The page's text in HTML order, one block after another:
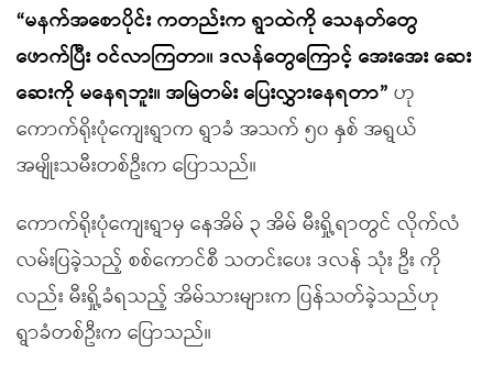
“မနက်အစောပိုင်း ကတည်းက ရွာထဲကို သေနတ်တွေ
ဖောက်ပြီး ဝင်လာကြတာ။ ဒလန်တွေကြောင့် အေးအေး ဆေး
ဆေးကို မနေရဘူး။ အမြဲတမ်း ပြေးလွှားနေရတာ” ဟု
ကောက်ရိုးပုံကျေးရွာက ရွာခံ အသက် ၅၀ နှစ် အရွယ်
အမျိုးသမီးတစ်ဦးက ပြောသည်။
ကောက်ရိုးပုံကျေးရွာမှ နေအိမ် ၃ အိမ် မီးရှို့ရာတွင် လိုက်လံ
လမ်းပြခဲ့သည့် စစ်ကောင်စီ သတင်းပေး ဒလန် သုံး ဦး ကို
လည်း မီးရှို့ခံရသည့် အိမ်သားများက ပြန်သတ်ခဲ့သည်ဟု
ရွာခံတစ်ဦးက ပြောသည်။